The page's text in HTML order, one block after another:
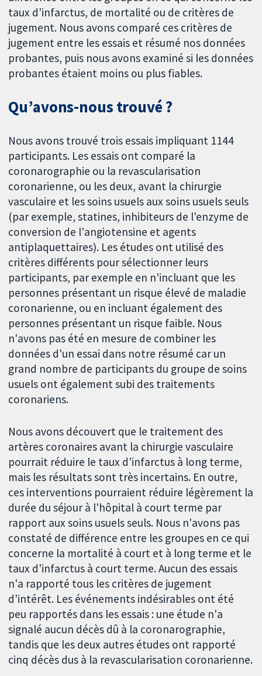
taux d'infarctus, de mortalité ou de critères de
jugement. Nous avons comparé ces critères de
jugement entre les essais et résumé nos données
probantes, puis nous avons examiné si les données
probantes étaient moins ou plus fiables.
Qu’avons-nous trouvé ?
Nous avons trouvé trois essais impliquant 1144
participants. Les essais ont comparé la
coronarographie ou la revascularisation
coronarienne, ou les deux, avant la chirurgie
vasculaire et les soins usuels aux soins usuels seuls
(par exemple, statines, inhibiteurs de l'enzyme de
conversion de l'angiotensine et agents
antiplaquettaires). Les études ont utilisé des
critères différents pour sélectionner leurs
participants, par exemple en n'incluant que les
personnes présentant un risque élevé de maladie
coronarienne, ou en incluant également des
personnes présentant un risque faible. Nous
n'avons pas été en mesure de combiner les
données d'un essai dans notre résumé car un
grand nombre de participants du groupe de soins
usuels ont également subi des traitements
coronariens.
Nous avons découvert que le traitement des
artères coronaires avant la chirurgie vasculaire
pourrait réduire le taux d'infarctus à long terme,
mais les résultats sont très incertains. En outre,
ces interventions pourraient réduire légèrement la
durée du séjour à l'hôpital à court terme par
rapport aux soins usuels seuls. Nous n'avons pas
constaté de différence entre les groupes en ce qui
concerne la mortalité à court et à long terme et le
taux d'infarctus à court terme. Aucun des essais
n'a rapporté tous les critères de jugement
d'intérêt. Les événements indésirables ont été
peu rapportés dans les essais : une étude n'a
signalé aucun décès dû à la coronarographie,
tandis que les deux autres études ont rapporté
cinq décès dus à la revascularisation coronarienne.